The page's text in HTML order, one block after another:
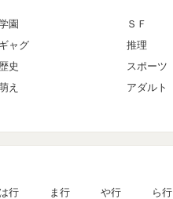
園
ＳＦ
ギャグ
推理
歴史
スポーツ
え
アダルト
は行 ま行 や行 ら行